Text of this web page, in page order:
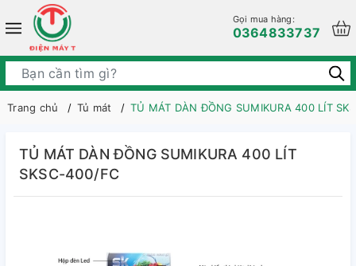
Gọi mua hàng:
0364833737
Trang chủ Tủ mát TỦ MÁT DÀN ĐỒNG SUMIKURA 400 LÍT
TỦ MÁT DÀN ĐỒNG SUMIKURA 400 LÍT
SKSC-400/FC